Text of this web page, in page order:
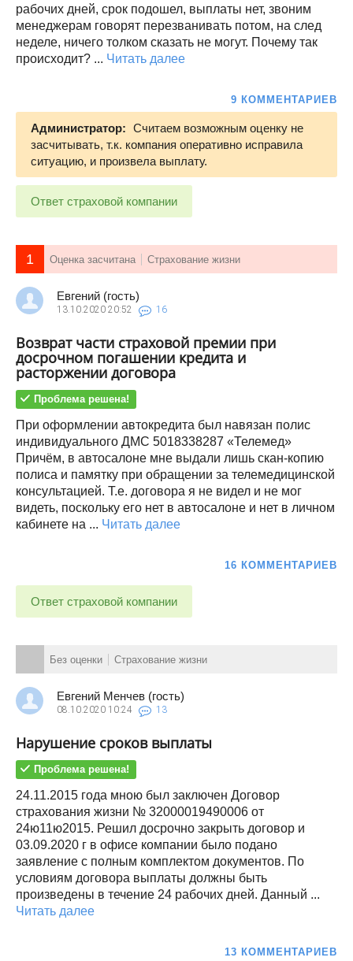
рабочих дней, срок подошел, выплаты нет, звоним
менеджерам говорят перезванивать потом, на след
неделе, ничего толком сказать не могут. Почему так
происходит? ... Читать далее
9 КОММЕНТАРИЕВ
Администратор: Считаем возможным оценку не
засчитывать, т.к. компания оперативно исправила
ситуацию, и произвела выплату.
Ответ страховой компании
1 Оценка засчитана Страхование жизни
Евгений (гость)
13.10.2020 20:52 16
Возврат части страховой премии при
досрочном погашении кредита и
расторжении договора
Проблема решена!
При оформлении автокредита был навязан полис
индивидуального ДМС 5018338287 «Телемед»
Причём, в автосалоне мне выдали лишь скан-копию
полиса и памятку при обращении за телемедицинской
консультацией. Т.е. договора я не видел и не мог
видеть, поскольку его нет в автосалоне и нет в личном
кабинете на ... Читать далее
16 КОММЕНТАРИЕВ
Ответ страховой компании
Без оценки Страхование жизни
Евгений Менчев (гость)
08.10.2020 10:24 13
Нарушение сроков выплаты
Проблема решена!
24.11.2015 года мною был заключен Договор
страхования жизни № 32000019490006 от
24ю11ю2015. Решил досрочно закрыть договор и
03.09.2020 г в офисе компании было подано
заявление с полным комплектом документов. По
условиям договора выплаты должны быть
произведены в течение 24 рабочих дней. Данный ...
Читать далее
13 КОММЕНТАРИЕВ